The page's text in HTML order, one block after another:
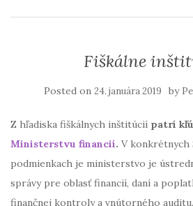
Fiškálne
Posted on 24. januára 2019 by
Z hľadiska fiškálnych inštitúcií patrí
Ministerstvu financií. V konkrétnych
podmienkach je ministerstvo je
správy pre oblasť financií, daní a
finančnej kontroly a vnútorného